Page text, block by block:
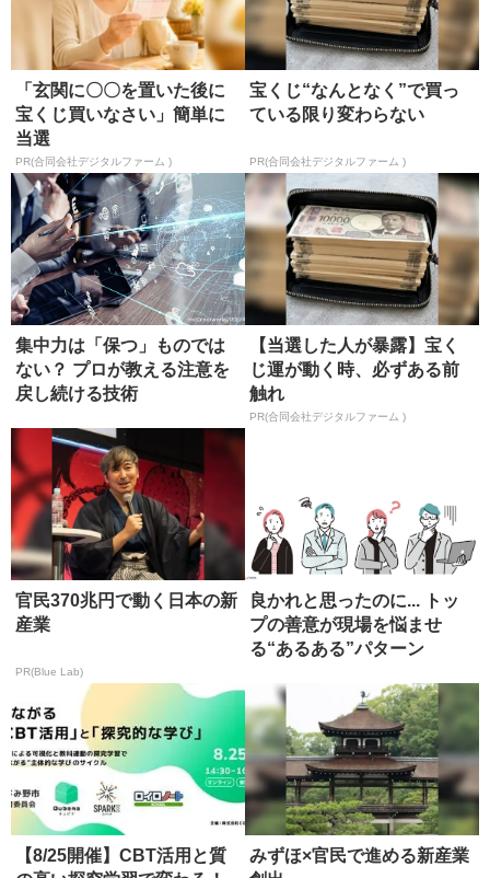
「玄関に〇〇を置いた後に
宝くじ買いなさい」簡単に
当選
PR(合同会社デジタルファーム )
宝くじ“なんとなく”で買っ
ている限り変わらない
PR(合同会社デジタルファーム )
集中力は「保つ」ものでは
ない？ プロが教える注意を
戻し続ける技術
【当選した人が暴露】宝く
じ運が動く時、必ずある前
触れ
PR(合同会社デジタルファーム )
官民370兆円で動く日本の新
産業
PR(Blue Lab)
良かれと思ったのに... トッ
プの善意が現場を悩ませ
る“あるある”パターン
【8/25開催】CBT活用と質
みずほ×官民で進める新産業